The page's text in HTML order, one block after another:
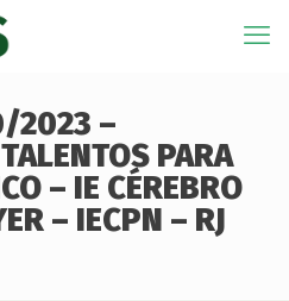
2023 –
PARA
– IE CÉREBRO
– IECPN – RJ